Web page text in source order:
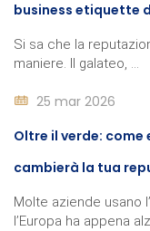
business etiquette
Si sa che la
maniere. Il galateo, ...
25 mar 2026
Oltre il verde: come
cambierà la tua
Molte aziende usano
l’Europa ha appena